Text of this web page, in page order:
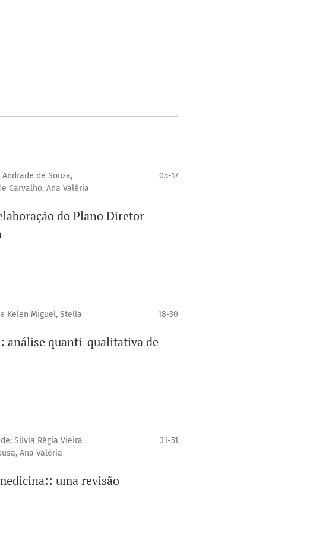
de Souza,
Carvalho, Ana Valéria
05-17
do Plano Diretor
Kelen Miguel, Stella
18-30
análise quanti-qualitativa de
Silvia Régia Vieira
Ana Valéria
31-51
uma revisão